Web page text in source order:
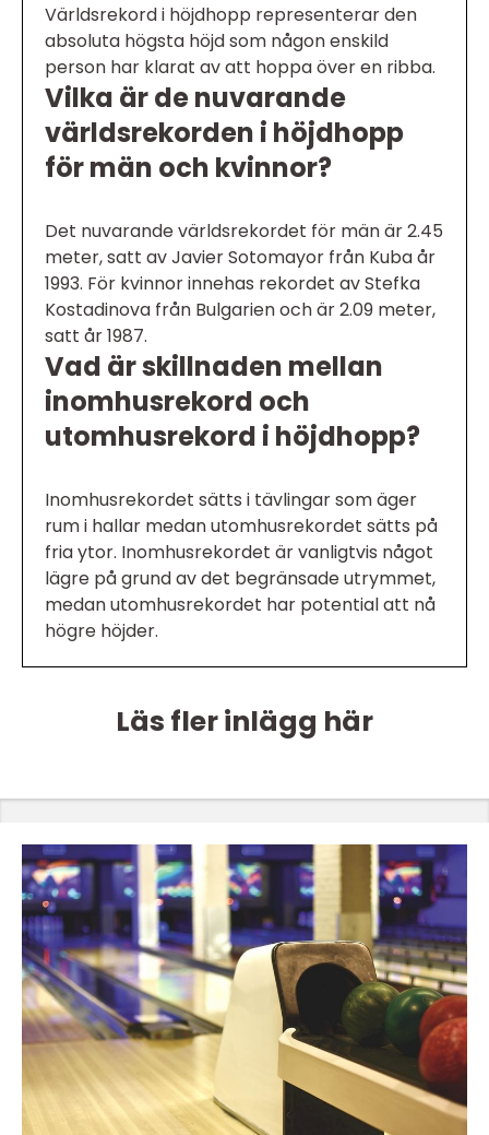
Världsrekord i höjdhopp representerar den
absoluta högsta höjd som någon enskild
person har klarat av att hoppa över en ribba.
Vilka är de nuvarande
världsrekorden i höjdhopp
för män och kvinnor?
Det nuvarande världsrekordet för män är 2.45
meter, satt av Javier Sotomayor från Kuba år
1993. För kvinnor innehas rekordet av Stefka
Kostadinova från Bulgarien och är 2.09 meter,
satt år 1987.
Vad är skillnaden mellan
inomhusrekord och
utomhusrekord i höjdhopp?
Inomhusrekordet sätts i tävlingar som äger
rum i hallar medan utomhusrekordet sätts på
fria ytor. Inomhusrekordet är vanligtvis något
lägre på grund av det begränsade utrymmet,
medan utomhusrekordet har potential att nå
högre höjder.
Läs fler inlägg här